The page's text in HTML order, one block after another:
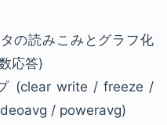
の読みこみとグラフ化
応答)
(clear write / freeze /
/ poweravg)